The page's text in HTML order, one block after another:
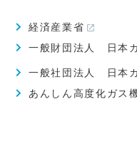
経済産業省
一般財団法人 日本
一般社団法人 日本
あんしん高度化ガス